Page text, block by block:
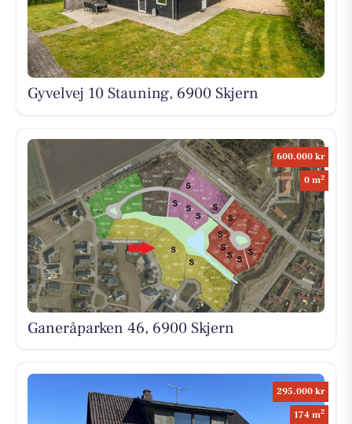
Gyvelvej 10 Stauning, 6900 Skjern
600.000 kr
0 m2
Ganeråparken 46, 6900 Skjern
295.000 kr
174 m2